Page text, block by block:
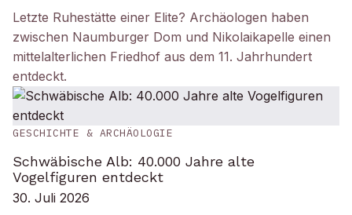
Letzte Ruhestätte einer Elite? Archäologen haben
zwischen Naumburger Dom und Nikolaikapelle einen
mittelalterlichen Friedhof aus dem 11. Jahrhundert
entdeckt.
GESCHICHTE & ARCHÄOLOGIE
Schwäbische Alb: 40.000 Jahre alte
Vogelfiguren entdeckt
30. Juli 2026